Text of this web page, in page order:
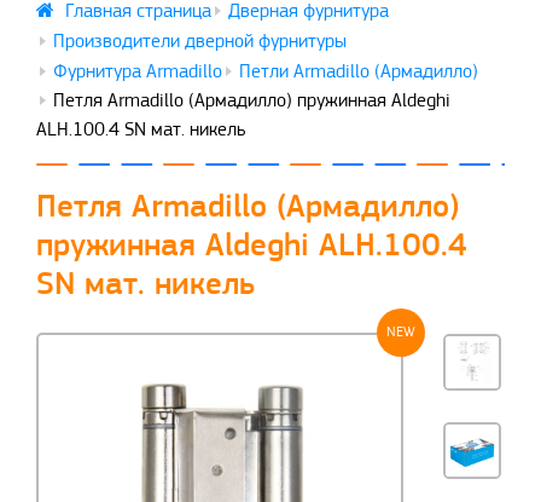
Дверная фурнитура
Производители дверной фурнитуры
Фурнитура Armadillo
Петли Armadillo (Армадилло)
Петля Armadillo (Армадилло) пружинная Aldeghi
ALH.100.4 SN мат. никель
Петля Armadillo (Армадилло)
пружинная Aldeghi ALH.100.4
SN мат. никель
NEW